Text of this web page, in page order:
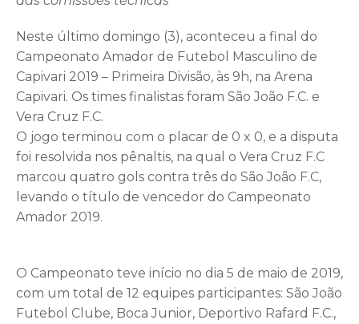
Neste último domingo (3), aconteceu a final do
Campeonato Amador de Futebol Masculino de
Capivari 2019 – Primeira Divisão, às 9h, na Arena
Capivari. Os times finalistas foram São João F.C. e
Vera Cruz F.C.
O jogo terminou com o placar de 0 x 0, e a disputa
foi resolvida nos pênaltis, na qual o Vera Cruz F.C
marcou quatro gols contra três do São João F.C,
levando o título de vencedor do Campeonato
Amador 2019.
O Campeonato teve início no dia 5 de maio de 2019,
com um total de 12 equipes participantes: São João
Futebol Clube, Boca Junior, Deportivo Rafard F.C.,